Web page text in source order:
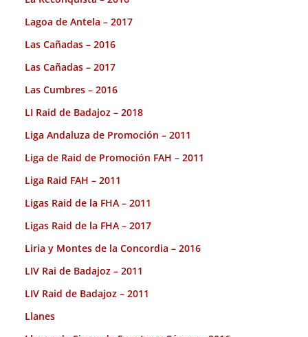
Lagoa de Antela – 2017
Las Cañadas – 2016
Las Cañadas – 2017
Las Cumbres – 2016
LI Raid de Badajoz – 2018
Liga Andaluza de Promoción – 2011
Liga de Raid de Promoción FAH – 2011
Liga Raid FAH – 2011
Ligas Raid de la FHA – 2011
Ligas Raid de la FHA – 2017
Liria y Montes de la Concordia – 2016
LIV Rai de Badajoz – 2011
LIV Raid de Badajoz – 2011
Llanes